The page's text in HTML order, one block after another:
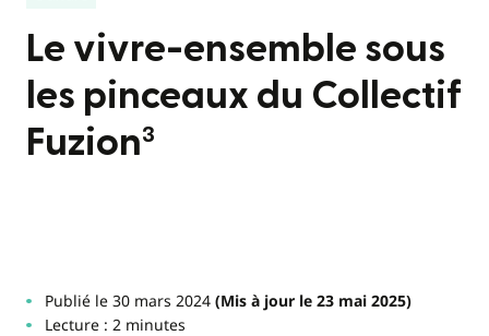
Le vivre-ensemble sous
les pinceaux du Collectif
Fuzion³
Publié le 30 mars 2024(Mis à jour le 23 mai 2025)
Lecture : 2 minutes